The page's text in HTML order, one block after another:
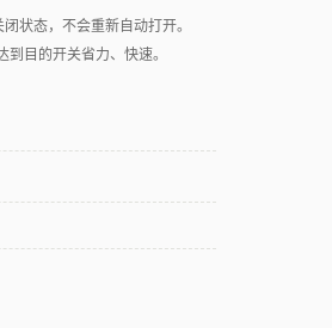
状态，不会重新自动打开。
目的开关省力、快速。